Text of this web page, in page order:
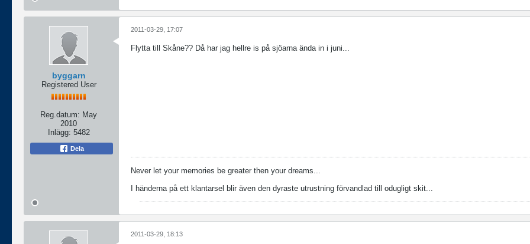
byggarn
Registered User
Reg.datum: May
2010
Inlägg: 5482
Dela
2011-03-29, 17:07
Flytta till Skåne?? Då har jag hellre is på sjöarna ända in i juni...
Never let your memories be greater then your dreams...
I händerna på ett klantarsel blir även den dyraste utrustning förvandlad till odugligt skit...
2011-03-29, 18:13